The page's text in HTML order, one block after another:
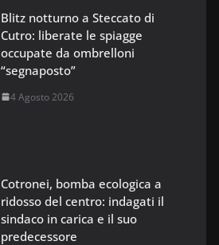
Blitz notturno a Steccato di
Cutro: liberate le spiagge
occupate da ombrelloni
“segnaposto”
4 Agosto 2026
Cotronei, bomba ecologica a
ridosso del centro: indagati il
sindaco in carica e il suo
predecessore